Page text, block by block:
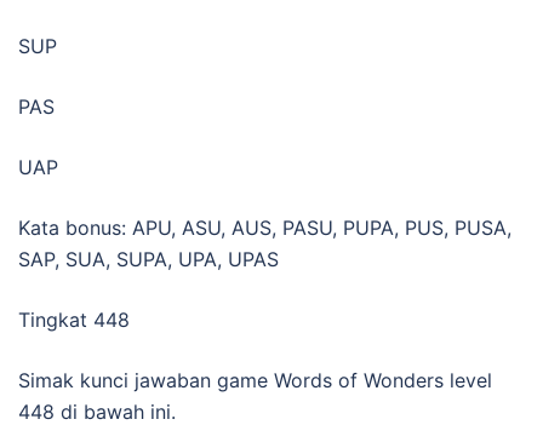
SUP
PAS
UAP
Kata bonus: APU, ASU, AUS, PASU, PUPA, PUS, PUSA,
SAP, SUA, SUPA, UPA, UPAS
Tingkat 448
Simak kunci jawaban game Words of Wonders level
448 di bawah ini.